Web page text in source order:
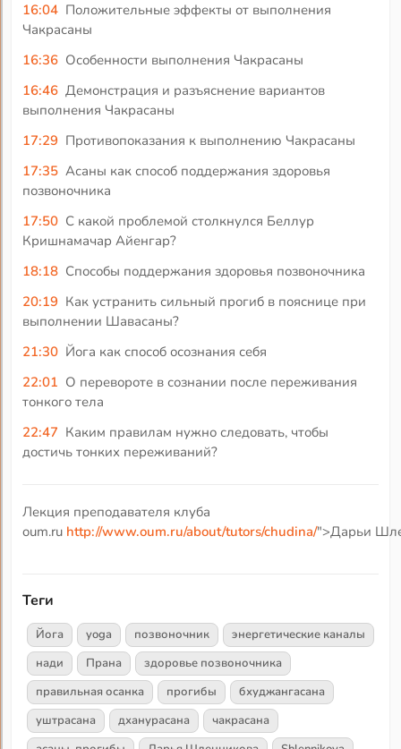
16:04 Положительные эффекты от выполнения
Чакрасаны
16:36 Особенности выполнения Чакрасаны
16:46 Демонстрация и разъяснение вариантов
выполнения Чакрасаны
17:29 Противопоказания к выполнению Чакрасаны
17:35 Асаны как способ поддержания здоровья
позвоночника
17:50 С какой проблемой столкнулся Беллур
Кришнамачар Айенгар?
18:18 Способы поддержания здоровья позвоночника
20:19 Как устранить сильный прогиб в пояснице при
выполнении Шавасаны?
21:30 Йога как способ осознания себя
22:01 О перевороте в сознании после переживания
тонкого тела
22:47 Каким правилам нужно следовать, чтобы
достичь тонких переживаний?
Лекция преподавателя клуба
oum.ru http://www.oum.ru/about/tutors/chudina/">Дарьи
Теги
Йога yoga позвоночник
энергетические каналы
нади
Прана
здоровье позвоночника
правильная осанка
прогибы
бхуджангасана
уштрасана
дханурасана
чакрасана